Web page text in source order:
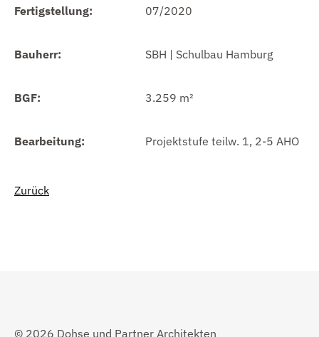
Fertigstellung: 07/2020
Bauherr: SBH | Schulbau Hamburg
BGF: 3.259 m²
Bearbeitung: Projektstufe teilw. 1, 2-5 AHO
Zurück
© 2026 Dohse und Partner Architekten